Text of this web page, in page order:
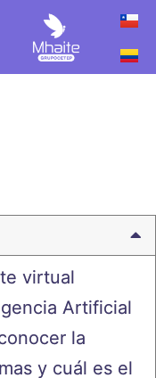
virtual
Artificial
la
y cuál es el